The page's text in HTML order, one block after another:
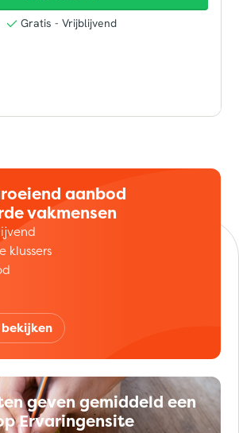
aanbod
vakmensen
klussers
bekijken
geven gemiddeld een
Ervaringensite